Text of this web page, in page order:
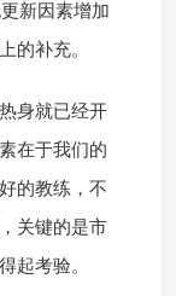
新因素增加
的补充。
身就已经开
在于我们的
的教练，不
关键的是市
起考验。